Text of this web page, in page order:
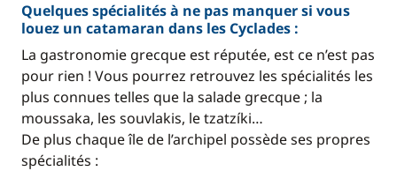
Quelques spécialités à ne pas manquer si vous
louez un catamaran dans les Cyclades :
La gastronomie grecque est réputée, est ce n’est pas
pour rien ! Vous pourrez retrouvez les spécialités les
plus connues telles que la salade grecque ; la
moussaka, les souvlakis, le tzatzíki…
De plus chaque île de l’archipel possède ses propres
spécialités :